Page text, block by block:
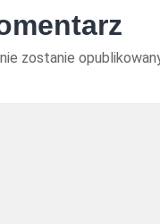
zostanie